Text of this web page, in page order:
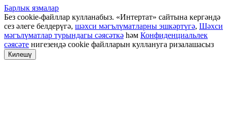
Барлык язмалар
Без cookie-файллар кулланабыз. «Интертат» сайтына кергәндә
сез әлеге белдерүгә, шәхси мәгълүматларны эшкәртүгә, Шәхси
мәгълүматлар турындагы сәясәткә һәм Конфиденциальлек
сәясәте нигезендә cookie файлларын куллануга ризалашасыз
Килешү